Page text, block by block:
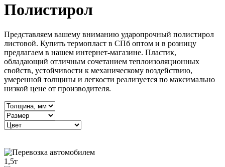
Полистирол
Представляем вашему вниманию ударопрочный полистирол
листовой. Купить термопласт в СПб оптом и в розницу
предлагаем в нашем интернет-магазине. Пластик,
обладающий отличным сочетанием теплоизоляционных
свойств, устойчивости к механическому воздействию,
умеренной толщины и легкости реализуется по максимально
низкой цене от производителя.